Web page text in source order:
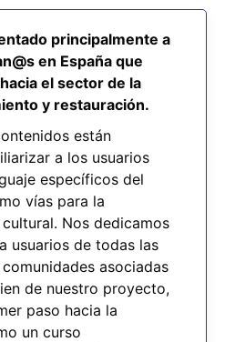
principalmente a
en España que
el sector de la
y restauración.
están
a los usuarios
específicos del
vías para la
Nos dedicamos
usuarios de todas las
asociadas
de nuestro proyecto,
paso hacia la
un curso